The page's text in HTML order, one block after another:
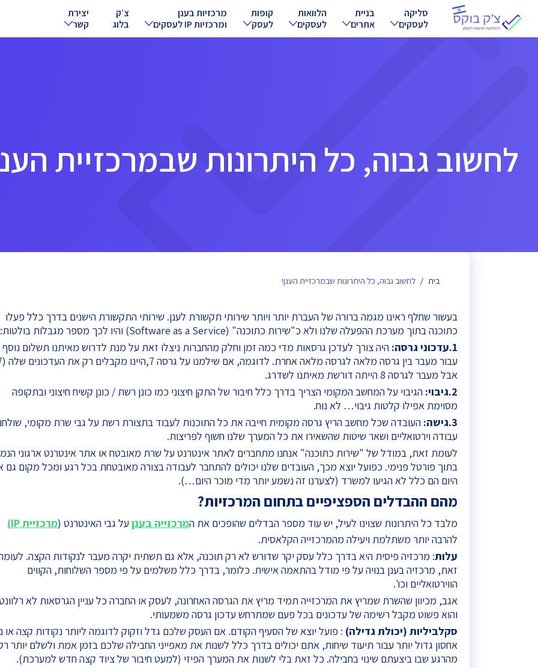
סליקה
לעסקים
בניית
אתרים
הלוואות
לעסקים
קופות
לעסק
מרכזיות בענן
ומרכזיות IP לעסקים
צ׳ק
בלוג
יצירת
קשר
לחשוב גבוה, כל היתרונות שבמרכזיית
בית לחשוב גבוה, כל היתרונות שבמרכזיית הענן!
בעשור שחלף ראינו מגמה ברורה של העברת יותר ויותר שירותי תקשורת לענן. שירותי התקשורת הישנים בדרך כלל פעלו
כתוכנה בתוך מערכת ההפעלה שלנו ולא כ"שירות כתוכנה" (Software as a Service) והיו לכך מספר מגבלות בולטות:
1.עדכוני גרסה:
היה צורך לעדכן גרסאות מדי כמה זמן וחלק מהחברות ניצלו זאת על מנת לדרוש מאיתנו תשלום נוסף
אבל מעבר לגרסה 8 הייתה דורשת מאיתנו לשדרג.
2.גיבוי:
הגיבוי על המחשב המקומי הצריך בדרך כלל חיבור של התקן חיצוני כמו כונן רשת / כונן קשיח חיצוני ובתקופה
מסוימת אפילו קלטות גיבוי… לא נוח.
3.גישה:
העובדה שכל מחשב הריץ גרסה מקומית חייבה את כל התוכנות לעבוד בתצורת רשת על גבי שרת מקומי,
עבודה וירטואליים ושאר שיטות שהשאירו את כל המערך שלנו חשוף לפריצות.
לעומת זאת, במודל של "שירות כתוכנה" אנחנו מתחברים לאתר אינטרנט על שרת מאובטח או אתר אינטרנט ארגוני
בתוך פורטל פנימי. כפועל יוצא מכך, העובדים שלנו יכולים להתחבר לעבודה בצורה מאובטחת בכל רגע ומכל מקום גם
היום הם כלל לא הגיעו למשרד (לצערנו זה נשמע יותר מדי מוכר היום…).
מהם ההבדלים הספציפיים בתחום המרכזיות?
מלבד כל היתרונות שצוינו לעיל, יש עוד מספר הבדלים שהופכים את המרכזייה בענן על גבי האינטרנט (מרכזיית IP)
להרבה יותר משתלמת ויעילה מהמרכזייה הקלאסית.
עלות: מרכזיה פיסית היא בדרך כלל עסק יקר שדורש לא רק תוכנה, אלא גם תשתית יקרה מעבר לנקודות הקצה.
זאת, מרכזיה בענן בנויה על פי מודל בהתאמה אישית. כלומר, בדרך כלל משלמים על פי מספר השלוחות, הקווים
הווירטואליים וכו'.
אגב, מכיוון שהשרת שמריץ את המרכזייה תמיד מריץ את הגרסה האחרונה, לעסק או החברה כל עניין הגרסאות לא
והוא פשוט מקבל רשימה של עדכונים בכל פעם שמתרחש עדכון גרסה משמעותי.
סקלביליות (יכולת גדילה) : פועל יוצא של הסעיף הקודם. אם העסק שלכם גדל וזקוק לדוגמה ליותר נקודות קצה או
אחסון גדול יותר עבור תיעוד שיחות, אתם יכולים בדרך כלל לשנות את מאפייני החבילה שלכם בזמן אמת ולשלם יותר
מהרגע שבו ביצעתם שינוי בחבילה. כל זאת בלי לשנות את המערך הפיזי (למעט חיבור של ציוד קצה חדש למערכת).